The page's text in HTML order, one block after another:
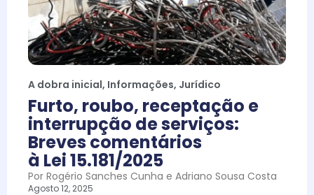
A dobra inicial, Informações, Jurídico
Furto, roubo, receptação e
interrupção de serviços:
Breves comentários
à Lei 15.181/2025
Por Rogério Sanches Cunha e Adriano Sousa Costa
Agosto 12, 2025